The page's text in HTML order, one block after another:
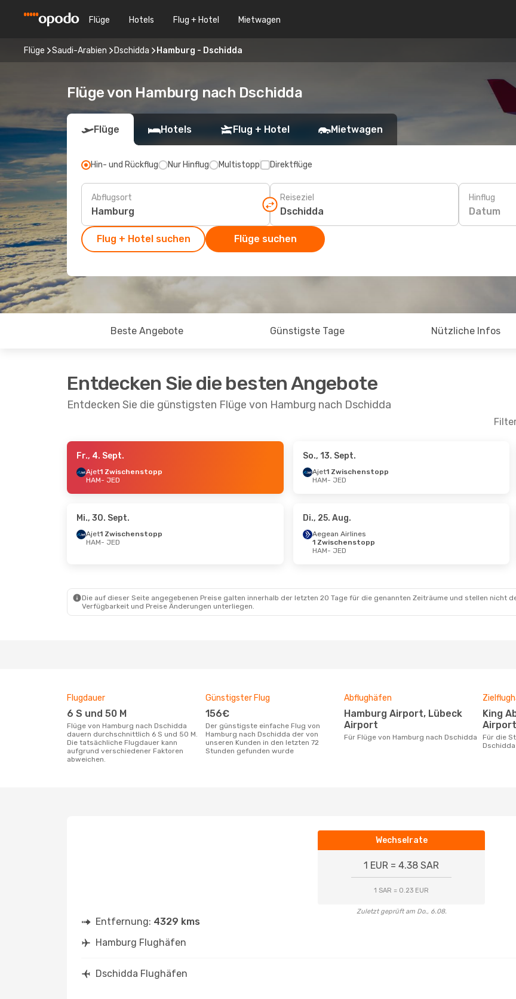
Flüge Hotels Flug + Hotel Mietwagen
Flüge Saudi-Arabien Dschidda Hamburg - Dschidda
Flüge von Hamburg nach Dschidda
Flüge Hotels Flug + Hotel Mietwagen
Hin- und Rückflug Nur Hinflug Multistopp Direktflüge
Abflugsort Reiseziel Hinflug
Datum
Flug + Hotel suchen Flüge suchen
Beste Angebote Günstigste Tage Nützliche Infos
Entdecken Sie die besten Angebote
Entdecken Sie die günstigsten Flüge von Hamburg nach Dschidda
- Mo., 28. Sept.
1 Zwischenstopp
- Sa., 19. Sept.
1 Zwischenstopp
1 Zwischenstopp
1
Pegasus Airlines
HAM
- JED
Pegasus Airlines
1 Zwischenstopp
HAM
- JED
Pegasus
Fr., 4. Sept.
Ajet1 Zwischenstopp
HAM- JED
So., 13. Sept.
Ajet1 Zwischenstopp
HAM- JED
Mi., 30. Sept.
Ajet1 Zwischenstopp
HAM- JED
Di., 25. Aug.
Aegean Airlines
1 Zwischenstopp
HAM- JED
Die auf dieser Seite angegebenen Preise galten innerhalb der letzten 20 Tage für die genannten Zeiträume und stellen nicht
Verfügbarkeit und Preise Änderungen unterliegen.
Flugdauer
6 S und 50 M
Flüge von Hamburg nach Dschidda
dauern durchschnittlich 6 S und 50 M.
Die tatsächliche Flugdauer kann
aufgrund verschiedener Faktoren
abweichen.
Günstigster Flug
156€
Der günstigste einfache Flug von
Hamburg nach Dschidda der von
unseren Kunden in den letzten 72
Stunden gefunden wurde
Abflughäfen
Hamburg Airport, Lübeck
Airport
Für Flüge von Hamburg nach Dschidda
King Abdulaziz International
Airport
Für die Strecke von Hamburg nach
Dschidda
Wechselrate
1 EUR = 4.38 SAR
1 SAR = 0.23 EUR
Zuletzt geprüft am Do., 6.08.
Entfernung: 4329 kms
Hamburg Flughäfen
Dschidda Flughäfen